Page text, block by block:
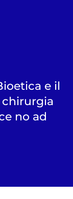
e il
no ad